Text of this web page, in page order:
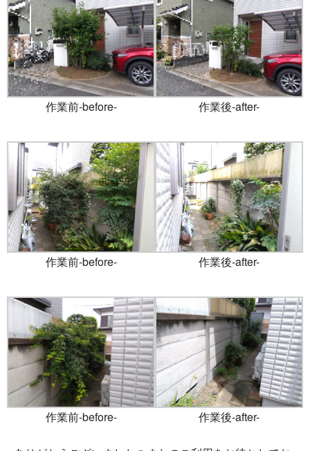
作業前-before- 作業後-after-
作業前-before- 作業後-after-
作業前-before- 作業後-after-